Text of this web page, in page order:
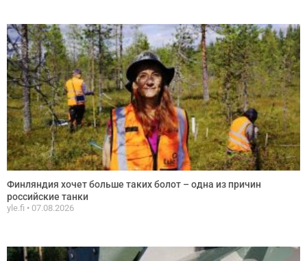
Финляндия хочет больше таких болот – одна из причин
российские танки
yle.fi 07.08.2026